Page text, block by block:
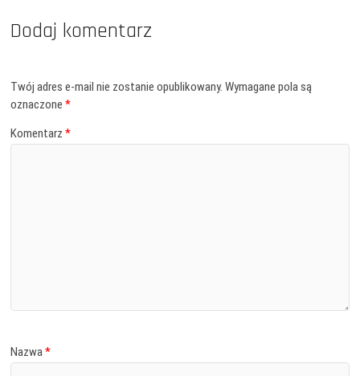
Dodaj komentarz
Twój adres e-mail nie zostanie opublikowany. Wymagane pola są
oznaczone*
Komentarz*
Nazwa*